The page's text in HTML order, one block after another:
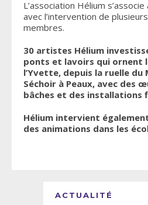
L’association Hélium
avec l’intervention de
membres.
30 artistes Hélium
ponts et lavoirs qui ornent
l’Yvette, depuis la ruelle du
Séchoir à Peaux, avec des
bâches et des
Hélium intervient
des animations dans les
ACTUALITÉ